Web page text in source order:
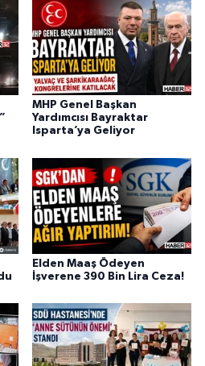
MHP Genel Başkan
Yardımcısı Bayraktar
Isparta’ya Geliyor
Elden Maaş Ödeyen
İşverene 390 Bin Lira Ceza!